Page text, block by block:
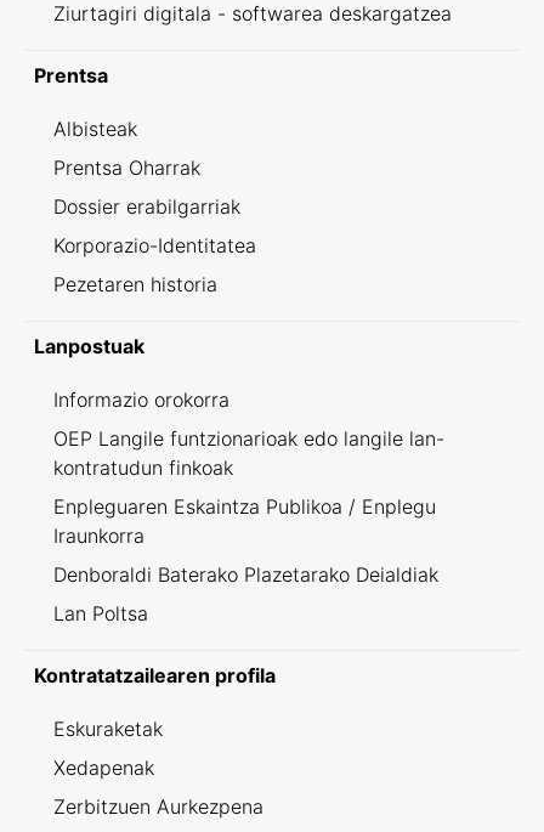
Ziurtagiri digitala - softwarea deskargatzea
Prentsa
Albisteak
Prentsa Oharrak
Dossier erabilgarriak
Korporazio-Identitatea
Pezetaren historia
Lanpostuak
Informazio orokorra
OEP Langile funtzionarioak edo langile lan-
kontratudun finkoak
Enpleguaren Eskaintza Publikoa / Enplegu
Iraunkorra
Denboraldi Baterako Plazetarako Deialdiak
Lan Poltsa
Kontratatzailearen profila
Eskuraketak
Xedapenak
Zerbitzuen Aurkezpena